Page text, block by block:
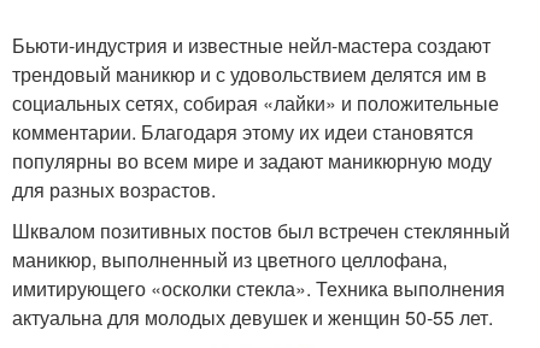
Бьюти-индустрия и известные нейл-мастера создают
трендовый маникюр и с удовольствием делятся им в
социальных сетях, собирая «лайки» и положительные
комментарии. Благодаря этому их идеи становятся
популярны во всем мире и задают маникюрную моду
для разных возрастов.
Шквалом позитивных постов был встречен стеклянный
маникюр, выполненный из цветного целлофана,
имитирующего «осколки стекла». Техника выполнения
актуальна для молодых девушек и женщин 50-55 лет.